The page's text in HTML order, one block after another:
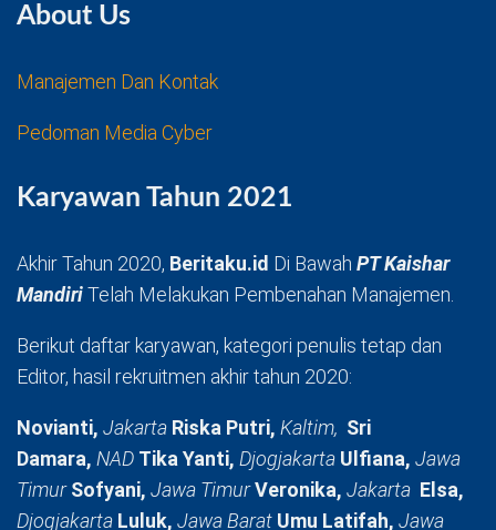
About Us
Manajemen Dan Kontak
Pedoman Media Cyber
Karyawan Tahun 2021
Akhir Tahun 2020, Beritaku.id Di Bawah PT Kaishar
MandiriTelah Melakukan Pembenahan Manajemen.
Berikut daftar karyawan, kategori penulis tetap dan
Editor, hasil rekruitmen akhir tahun 2020:
Novianti, Jakarta Riska Putri, Kaltim, Sri
Damara, NAD Tika Yanti, Djogjakarta Ulfiana, Jawa
TimurSofyani, Jawa TimurVeronika, Jakarta Elsa,
Djogjakarta Luluk, Jawa Barat Umu Latifah, Jawa